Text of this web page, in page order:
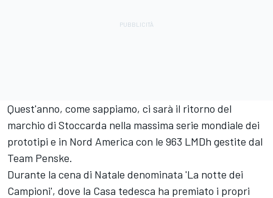
Quest'anno, come sappiamo, ci sarà il ritorno del
marchio di Stoccarda nella massima serie mondiale dei
prototipi e in Nord America con le 963 LMDh gestite dal
Team Penske.
Durante la cena di Natale denominata 'La notte dei
Campioni', dove la Casa tedesca ha premiato i propri